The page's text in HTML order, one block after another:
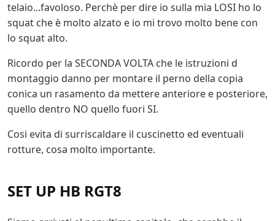
telaio...favoloso. Perchè per dire io sulla mia LOSI ho lo
squat che è molto alzato e io mi trovo molto bene con
lo squat alto.
Ricordo per la SECONDA VOLTA che le istruzioni d
montaggio danno per montare il perno della copia
conica un rasamento da mettere anteriore e posteriore,
quello dentro NO quello fuori SI.
Cosi evita di surriscaldare il cuscinetto ed eventuali
rotture, cosa molto importante.
SET UP HB RGT8